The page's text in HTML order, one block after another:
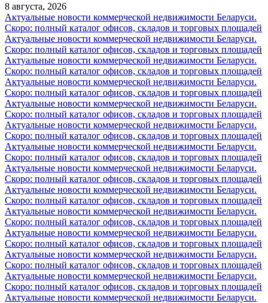
8 августа, 2026
Актуальные новости коммерческой недвижимости Беларуси.
Скоро: полный каталог офисов, складов и торговых площадей
Актуальные новости коммерческой недвижимости Беларуси.
Скоро: полный каталог офисов, складов и торговых площадей
Актуальные новости коммерческой недвижимости Беларуси.
Скоро: полный каталог офисов, складов и торговых площадей
Актуальные новости коммерческой недвижимости Беларуси.
Скоро: полный каталог офисов, складов и торговых площадей
Актуальные новости коммерческой недвижимости Беларуси.
Скоро: полный каталог офисов, складов и торговых площадей
Актуальные новости коммерческой недвижимости Беларуси.
Скоро: полный каталог офисов, складов и торговых площадей
Актуальные новости коммерческой недвижимости Беларуси.
Скоро: полный каталог офисов, складов и торговых площадей
Актуальные новости коммерческой недвижимости Беларуси.
Скоро: полный каталог офисов, складов и торговых площадей
Актуальные новости коммерческой недвижимости Беларуси.
Скоро: полный каталог офисов, складов и торговых площадей
Актуальные новости коммерческой недвижимости Беларуси.
Скоро: полный каталог офисов, складов и торговых площадей
Актуальные новости коммерческой недвижимости Беларуси.
Скоро: полный каталог офисов, складов и торговых площадей
Актуальные новости коммерческой недвижимости Беларуси.
Скоро: полный каталог офисов, складов и торговых площадей
Актуальные новости коммерческой недвижимости Беларуси.
Скоро: полный каталог офисов, складов и торговых площадей
Актуальные новости коммерческой недвижимости Беларуси.